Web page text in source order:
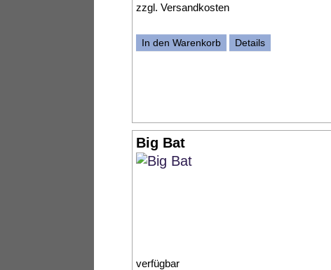
zzgl.Versandkosten
In den Warenkorb Details
Big Bat
verfügbar